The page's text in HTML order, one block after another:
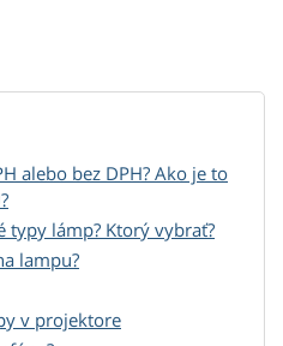
alebo bez DPH? Ako je to
typy lámp? Ktorý vybrať?
lampu?
v projektore